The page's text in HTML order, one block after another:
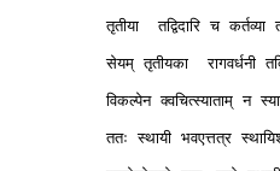
तृतीया  तद्विदारि च
सेयम् तृतीयका  रागवर्धनी
विकल्पेन क्वचित्स्याताम् न
ततः स्थायी भवएत्तत्र